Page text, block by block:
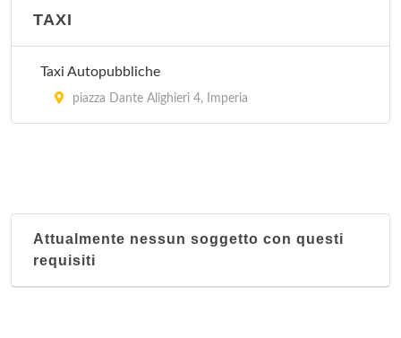
TAXI
Taxi Autopubbliche
piazza Dante Alighieri 4, Imperia
Attualmente nessun soggetto con questi
requisiti